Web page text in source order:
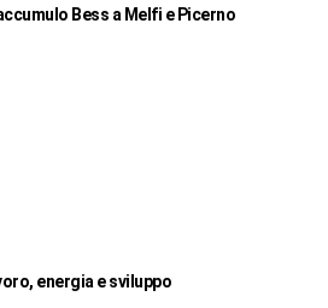
Bess a Melfi e Picerno
energia e sviluppo